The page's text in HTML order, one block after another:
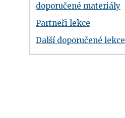
doporučené materiály
Partneři lekce
Další doporučené lekce